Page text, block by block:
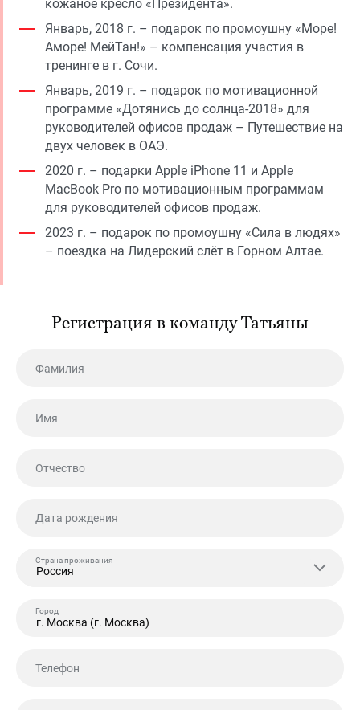
кожаное кресло «Президента».
Январь, 2018 г. – подарок по промоушну «Море!
Аморе! МейТан!» – компенсация участия в
тренинге в г. Сочи.
Январь, 2019 г. – подарок по мотивационной
программе «Дотянись до солнца-2018» для
руководителей офисов продаж – Путешествие на
двух человек в ОАЭ.
2020 г. – подарки Apple iPhone 11 и Apple
MacBook Pro по мотивационным программам
для руководителей офисов продаж.
2023 г. – подарок по промоушну «Сила в людях»
– поездка на Лидерский слёт в Горном Алтае.
Регистрация в команду Татьяны
Фамилия
Имя
Отчество
Дата рождения
Страна проживания
Россия
Город
Телефон